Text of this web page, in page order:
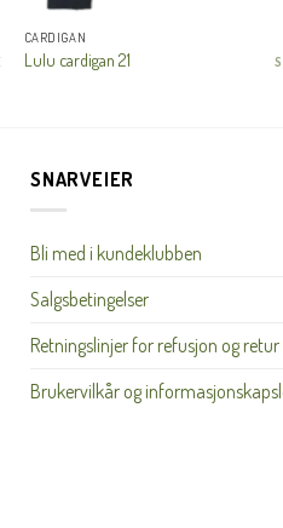
CARDIGAN
Lulu cardigan 21
SNARVEIER
Bli med i kundeklubben
Salgsbetingelser
Retningslinjer for refusjon og retur
Brukervilkår og
ikke interessert